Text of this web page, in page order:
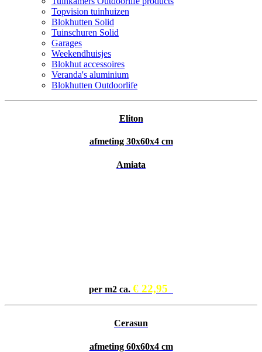
Topvision tuinhuizen
Blokhutten Solid
Tuinschuren Solid
Garages
Weekendhuisjes
Blokhut accessoires
Veranda's aluminium
Blokhutten Outdoorlife
Eliton
afmeting 30x60x4 cm
Amiata
per m2 ca. € 22,95
Cerasun
afmeting 60x60x4 cm